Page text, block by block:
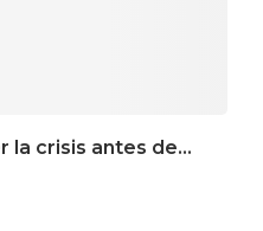
la crisis antes de...